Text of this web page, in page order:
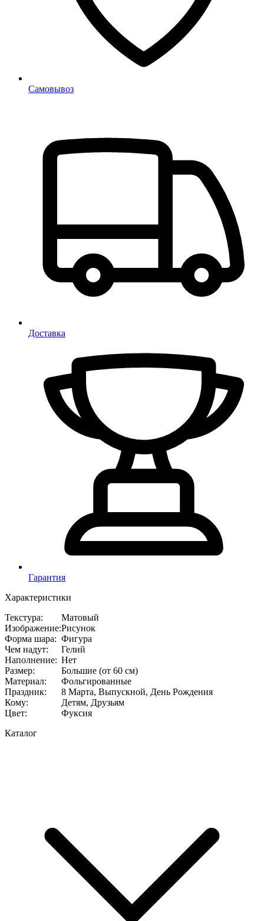
Самовывоз
Доставка
Гарантия
Характеристики
Текстура:
Матовый
Изображение:Рисунок
Форма шара: Фигура
Чем надут:
Гелий
Наполнение: Нет
Размер:
Большие (от 60 см)
Материал:
Фольгированные
Праздник:
8 Марта, Выпускной, День Рождения
Кому:
Детям, Друзьям
Цвет:
Фуксия
Каталог